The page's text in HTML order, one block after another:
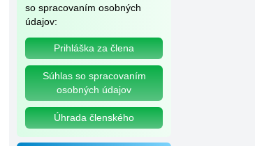
so spracovaním osobných
údajov:
Prihláška za člena
Súhlas so spracovaním
osobných údajov
Úhrada členského